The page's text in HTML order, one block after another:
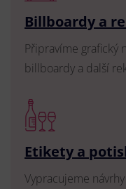
Billboardy a
Připravíme grafický
billboardy a další
Etikety a
Vypracujeme